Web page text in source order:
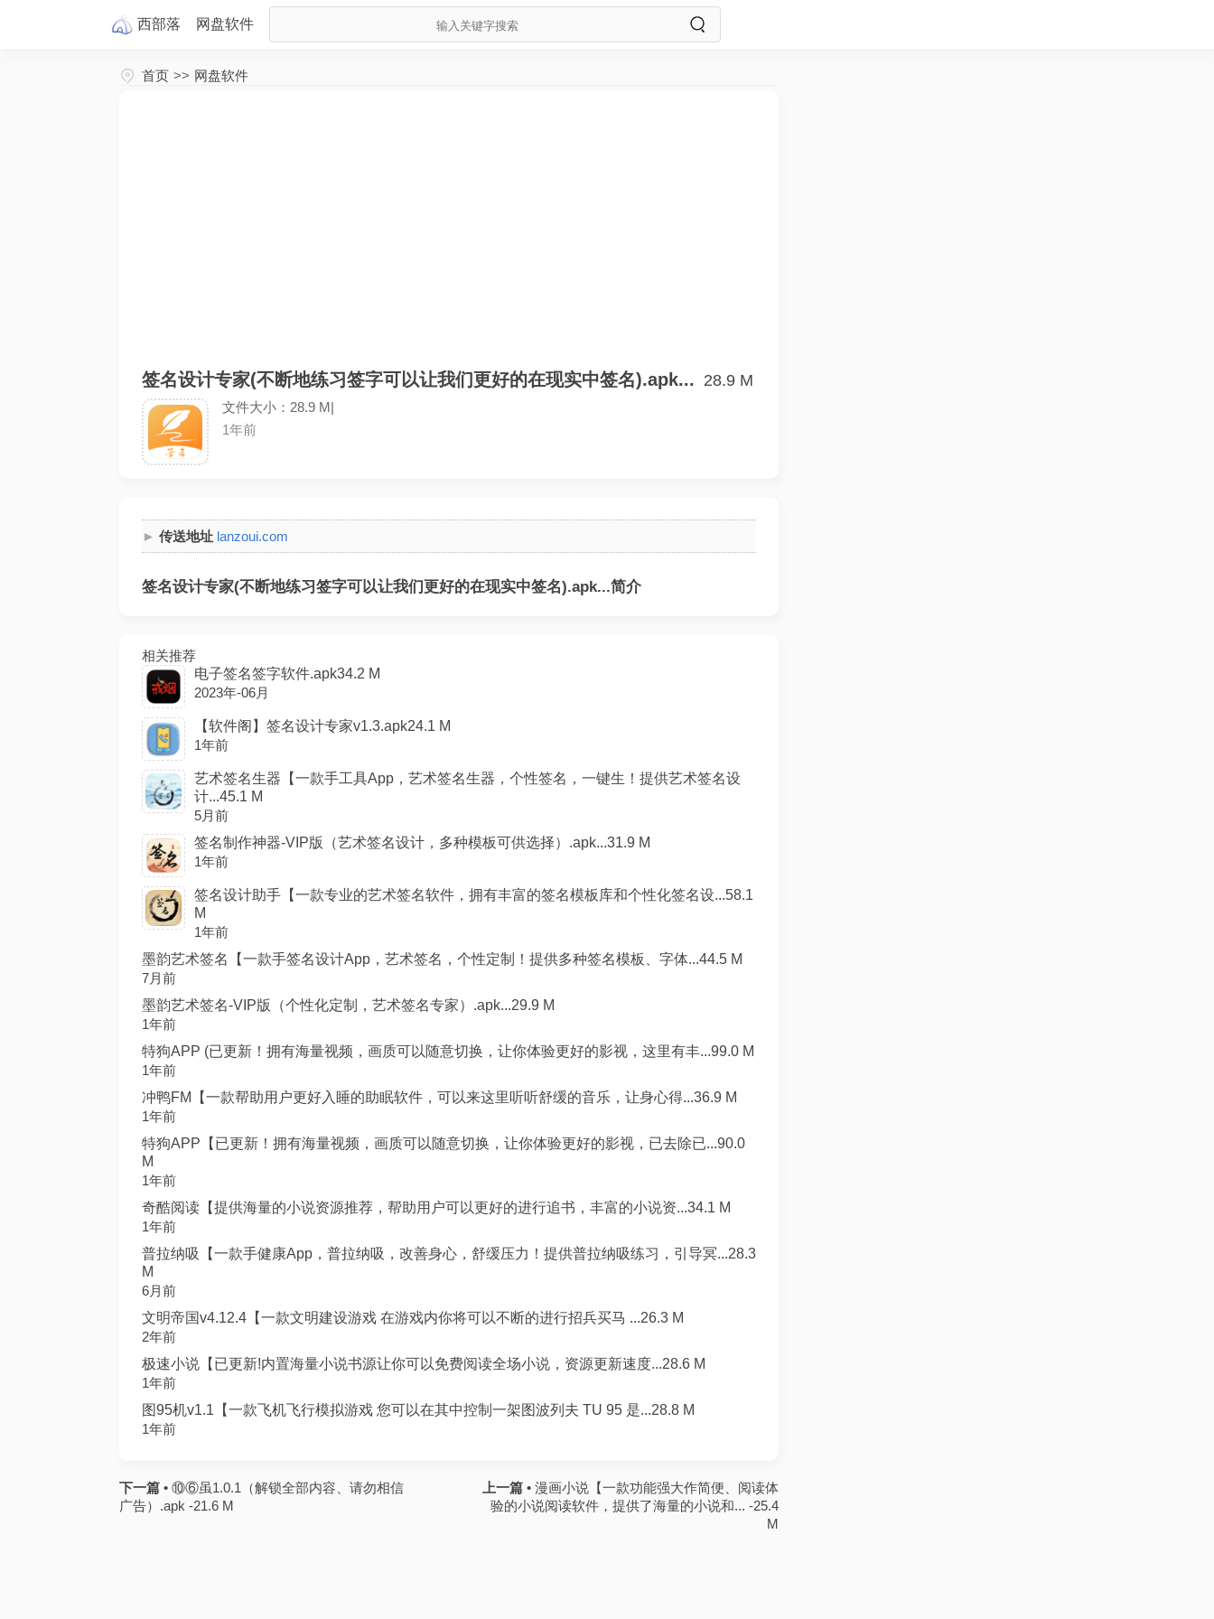
西部落 网盘软件
首页 >> 网盘软件
签名设计专家(不断地练习签字可以让我们更好的在现实中签名).apk... 28.9 M
文件大小：28.9 M|
1年前
传送地址 lanzoui.com
签名设计专家(不断地练习签字可以让我们更好的在现实中签名).apk...简介
相关推荐
电子签名签字软件.apk34.2 M
2023年-06月
【软件阁】签名设计专家v1.3.apk24.1 M
1年前
艺术签名生器【一款手工具App，艺术签名生器，个性签名，一键生！提供艺术签名设
计...45.1 M
5月前
签名制作神器-VIP版（艺术签名设计，多种模板可供选择）.apk...31.9 M
1年前
签名设计助手【一款专业的艺术签名软件，拥有丰富的签名模板库和个性化签名设...58.1
M
1年前
墨韵艺术签名【一款手签名设计App，艺术签名，个性定制！提供多种签名模板、字体...44.5 M
7月前
墨韵艺术签名-VIP版（个性化定制，艺术签名专家）.apk...29.9 M
1年前
特狗APP (已更新！拥有海量视频，画质可以随意切换，让你体验更好的影视，这里有丰...99.0 M
1年前
冲鸭FM【一款帮助用户更好入睡的助眠软件，可以来这里听听舒缓的音乐，让身心得...36.9 M
1年前
特狗APP【已更新！拥有海量视频，画质可以随意切换，让你体验更好的影视，已去除已...90.0
M
1年前
奇酷阅读【提供海量的小说资源推荐，帮助用户可以更好的进行追书，丰富的小说资...34.1 M
1年前
普拉纳吸【一款手健康App，普拉纳吸，改善身心，舒缓压力！提供普拉纳吸练习，引导冥...28.3
M
6月前
文明帝国v4.12.4【一款文明建设游戏 在游戏内你将可以不断的进行招兵买马 ...26.3 M
2年前
极速小说【已更新!内置海量小说书源让你可以免费阅读全场小说，资源更新速度...28.6 M
1年前
图95机v1.1【一款飞机飞行模拟游戏 您可以在其中控制一架图波列夫 TU 95 是...28.8 M
1年前
下一篇 • ⑩⑥虽1.0.1（解锁全部内容、请勿相信
广告）.apk -21.6 M
上一篇 • 漫画小说【一款功能强大作简便、阅读体
验的小说阅读软件，提供了海量的小说和... -25.4
M